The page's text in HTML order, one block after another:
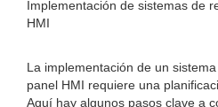
Implementación de sistemas de
HMI
La implementación de un
panel HMI requiere una
Aquí hay algunos pasos clave a